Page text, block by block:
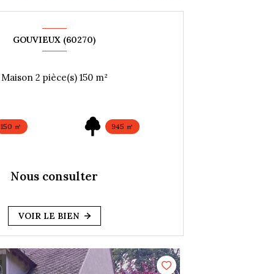
GOUVIEUX (60270)
Maison 2 pièce(s) 150 m²
150 ㎡ 945 ㎡
Nous consulter
VOIR LE BIEN